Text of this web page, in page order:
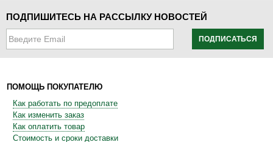
ПОДПИШИТЕСЬ НА РАССЫЛКУ НОВОСТЕЙ
ПОДПИСАТЬСЯ
ПОМОЩЬ ПОКУПАТЕЛЮ
Как работать по предоплате
Как изменить заказ
Как оплатить товар
Стоимость и сроки доставки